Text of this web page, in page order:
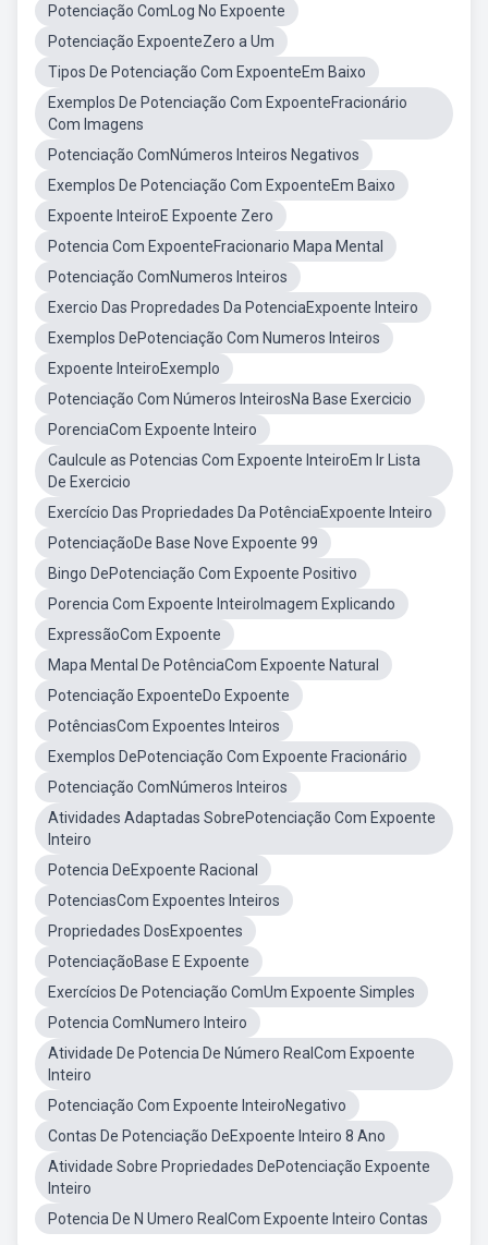
Potenciação ComLog No Expoente
Potenciação ExpoenteZero a Um
Tipos De Potenciação Com ExpoenteEm Baixo
Exemplos De Potenciação Com ExpoenteFracionário
Com Imagens
Potenciação ComNúmeros Inteiros Negativos
Exemplos De Potenciação Com ExpoenteEm Baixo
Expoente InteiroE Expoente Zero
Potencia Com ExpoenteFracionario Mapa Mental
Potenciação ComNumeros Inteiros
Exercio Das Propredades Da PotenciaExpoente Inteiro
Exemplos DePotenciação Com Numeros Inteiros
Expoente InteiroExemplo
Potenciação Com Números InteirosNa Base Exercicio
PorenciaCom Expoente Inteiro
Caulcule as Potencias Com Expoente InteiroEm Ir Lista
De Exercicio
Exercício Das Propriedades Da PotênciaExpoente Inteiro
PotenciaçãoDe Base Nove Expoente 99
Bingo DePotenciação Com Expoente Positivo
Porencia Com Expoente InteiroImagem Explicando
ExpressãoCom Expoente
Mapa Mental De PotênciaCom Expoente Natural
Potenciação ExpoenteDo Expoente
PotênciasCom Expoentes Inteiros
Exemplos DePotenciação Com Expoente Fracionário
Potenciação ComNúmeros Inteiros
Atividades Adaptadas SobrePotenciação Com Expoente
Inteiro
Potencia DeExpoente Racional
PotenciasCom Expoentes Inteiros
Propriedades DosExpoentes
PotenciaçãoBase E Expoente
Exercícios De Potenciação ComUm Expoente Simples
Potencia ComNumero Inteiro
Atividade De Potencia De Número RealCom Expoente
Inteiro
Potenciação Com Expoente InteiroNegativo
Contas De Potenciação DeExpoente Inteiro 8 Ano
Atividade Sobre Propriedades DePotenciação Expoente
Inteiro
Potencia De N Umero RealCom Expoente Inteiro Contas